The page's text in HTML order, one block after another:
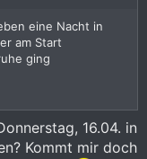
eine Nacht in
am Start
ging
16.04. in
Kommt mir doch